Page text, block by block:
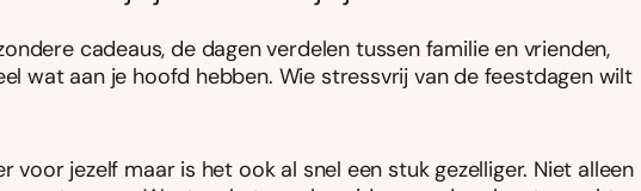
cadeaus, de dagen verdelen tussen familie en vrienden,
wat aan je hoofd hebben. Wie stressvrij van de feestdagen wilt
voor jezelf maar is het ook al snel een stuk gezelliger. Niet alleen